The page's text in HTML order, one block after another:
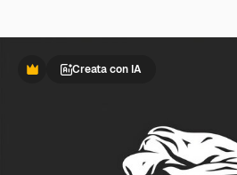
PremiumCreata con IA